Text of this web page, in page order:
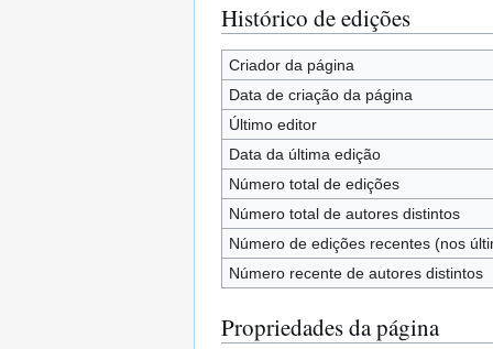
Histórico de edições
Criador da página
Data de criação da página
Último editor
Data da última edição
Número total de edições
Número total de autores distintos
Número de edições recentes (nos
Número recente de autores distintos
Propriedades da página